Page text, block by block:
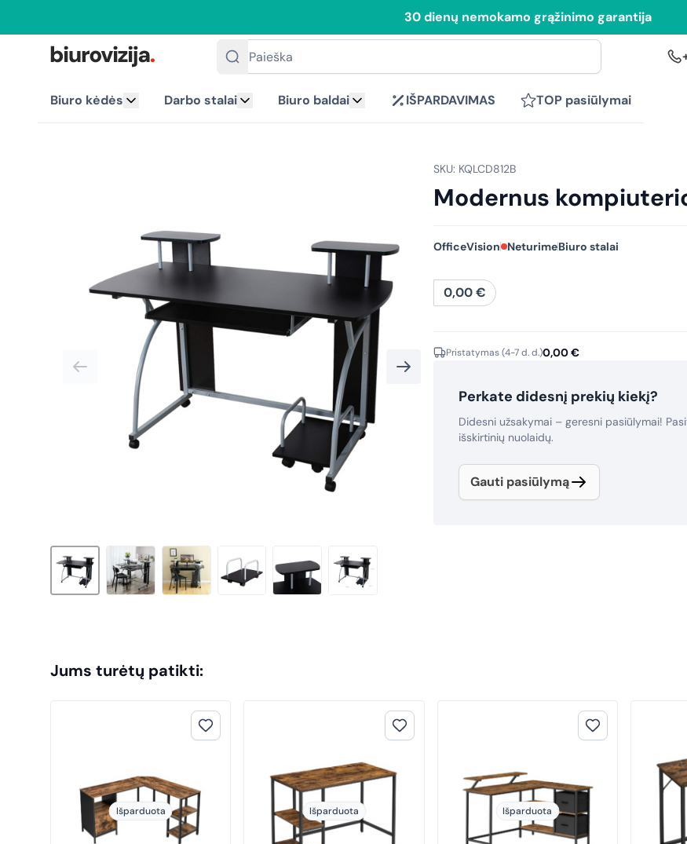
30 dienų nemokamo grąžinimo garantija
Paieška
Biuro kėdės Darbo stalai Biuro baldai IŠPARDAVIMAS TOP pasiūlymai
SKU: KQLCD812B
Modernus
OfficeVision NeturimeBiuro stalai
0,00€
Pristatymas (4-7 d. d.)0,00€
Perkate didesnį prekių kiekį?
Didesni užsakymai – geresni pasiūlymai!
išskirtinių nuolaidų.
Gauti pasiūlymą
Jums turėtų patikti:
Išparduota Išparduota Išparduota